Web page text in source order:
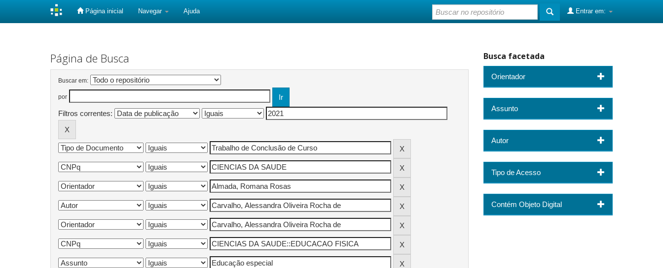
Página inicial Navegar Ajuda Entrar em:
Página de Busca
Buscar em:
por
Filtros correntes:
Busca facetada
Orientador
Assunto
Autor
Tipo de Acesso
Contém Objeto Digital